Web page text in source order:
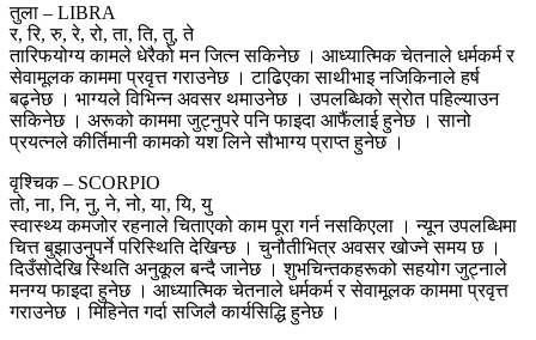
तुला – LIBRA
र, रि, रु, रे, रो, ता, ति, तु, ते
तारिफयोग्य कामले धेरैको मन जित्न सकिनेछ । आध्यात्मिक चेतनाले धर्मकर्म र
सेवामूलक काममा प्रवृत्त गराउनेछ । टाढिएका साथीभाइ नजिकिनाले हर्ष
बढ्नेछ । भाग्यले विभिन्न अवसर थमाउनेछ । उपलब्धिको स्रोत पहिल्याउन
सकिनेछ । अरूको काममा जुट्नुपरे पनि फाइदा आफैंलाई हुनेछ । सानो
प्रयत्नले कीर्तिमानी कामको यश लिने सौभाग्य प्राप्त हुनेछ ।
वृश्चिक – SCORPIO
तो, ना, नि, नु, ने, नो, या, यि, यु
स्वास्थ्य कमजोर रहनाले चिताएको काम पूरा गर्न नसकिएला । न्यून उपलब्धिमा
चित्त बुझाउनुपर्ने परिस्थिति देखिन्छ । चुनौतीभित्र अवसर खोज्ने समय छ ।
दिउँसाेदेखि स्थिति अनुकूल बन्दै जानेछ । शुभचिन्तकहरूको सहयोग जुट्नाले
मनग्य फाइदा हुनेछ । आध्यात्मिक चेतनाले धर्मकर्म र सेवामूलक काममा प्रवृत्त
गराउनेछ । मिहिनेत गर्दा सजिलै कार्यसिद्धि हुनेछ ।